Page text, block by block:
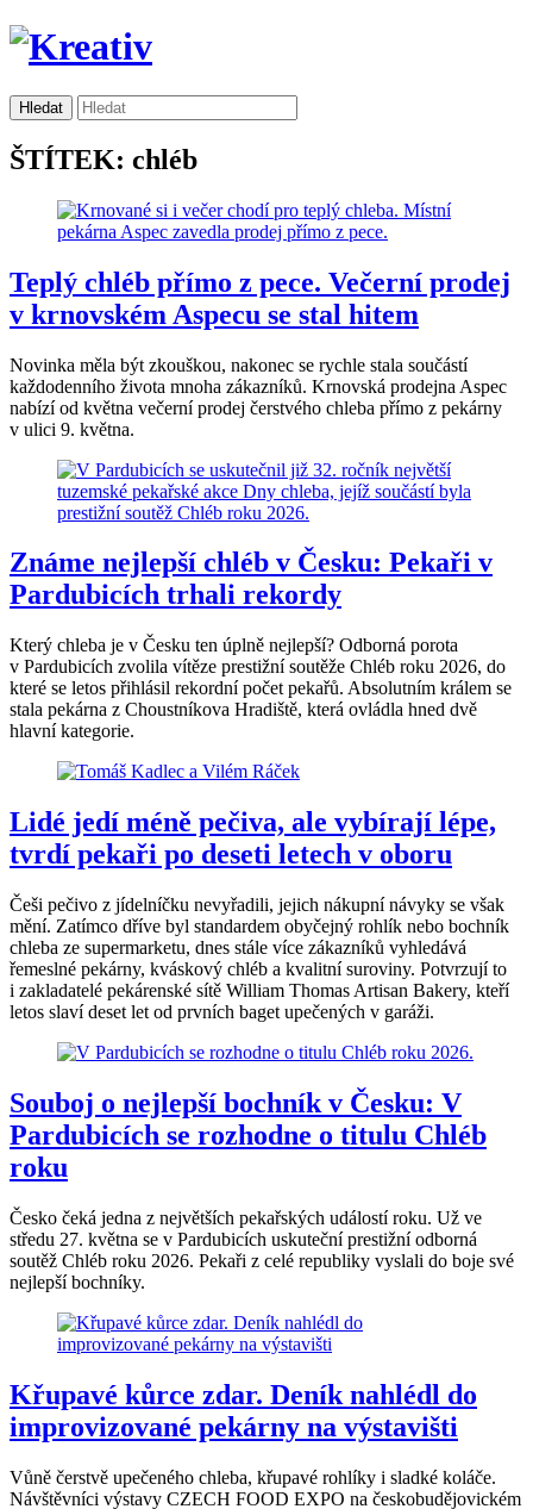
ŠTÍTEK: chléb
Teplý chléb přímo z pece. Večerní prodej
v krnovském Aspecu se stal hitem
Novinka měla být zkouškou, nakonec se rychle stala součástí
každodenního života mnoha zákazníků. Krnovská prodejna Aspec
nabízí od května večerní prodej čerstvého chleba přímo z pekárny
v ulici 9. května.
Známe nejlepší chléb v Česku: Pekaři v
Pardubicích trhali rekordy
Který chleba je v Česku ten úplně nejlepší? Odborná porota
v Pardubicích zvolila vítěze prestižní soutěže Chléb roku 2026, do
které se letos přihlásil rekordní počet pekařů. Absolutním králem se
stala pekárna z Choustníkova Hradiště, která ovládla hned dvě
hlavní kategorie.
Lidé jedí méně pečiva, ale vybírají lépe,
tvrdí pekaři po deseti letech v oboru
Češi pečivo z jídelníčku nevyřadili, jejich nákupní návyky se však
mění. Zatímco dříve byl standardem obyčejný rohlík nebo bochník
chleba ze supermarketu, dnes stále více zákazníků vyhledává
řemeslné pekárny, kváskový chléb a kvalitní suroviny. Potvrzují to
i zakladatelé pekárenské sítě William Thomas Artisan Bakery, kteří
letos slaví deset let od prvních baget upečených v garáži.
Souboj o nejlepší bochník v Česku: V
Pardubicích se rozhodne o titulu Chléb
roku
Česko čeká jedna z největších pekařských událostí roku. Už ve
středu 27. května se v Pardubicích uskuteční prestižní odborná
soutěž Chléb roku 2026. Pekaři z celé republiky vyslali do boje své
nejlepší bochníky.
Křupavé kůrce zdar. Deník nahlédl do
improvizované pekárny na výstavišti
Vůně čerstvě upečeného chleba, křupavé rohlíky i sladké koláče.
Návštěvníci výstavy CZECH FOOD EXPO na českobudějovickém